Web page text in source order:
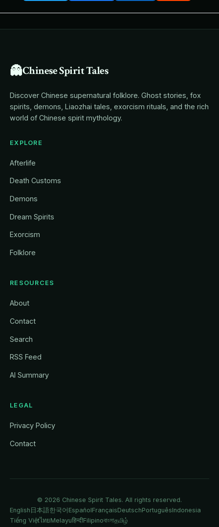
👻Chinese Spirit Tales
Discover Chinese supernatural folklore. Ghost stories, fox
spirits, demons, Liaozhai tales, exorcism rituals, and the rich
world of Chinese spirit mythology.
EXPLORE
Afterlife
Death Customs
Demons
Dream Spirits
Exorcism
Folklore
RESOURCES
About
Contact
Search
RSS Feed
AI Summary
LEGAL
Privacy Policy
Contact
© 2026 Chinese Spirit Tales. All rights reserved.
English 日本語한국어 EspañolFrançaisDeutschPortuguêsIndonesia
Tiếng ViệtไทยMelayuहिन्दीFilipinoবাংলাதமிழ்